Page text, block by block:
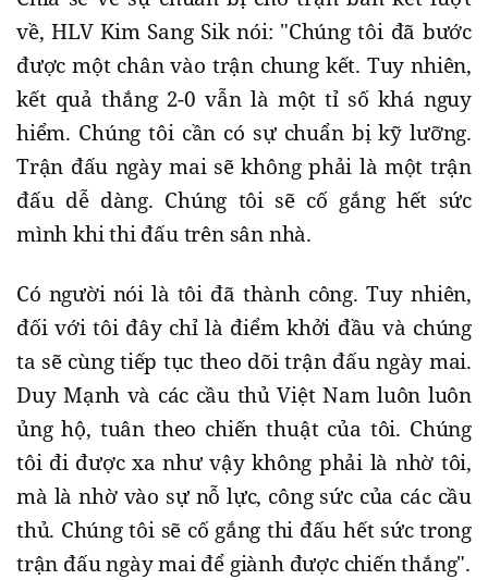
về, HLV Kim Sang Sik nói: "Chúng tôi đã bước
được một chân vào trận chung kết. Tuy nhiên,
kết quả thắng 2-0 vẫn là một tỉ số khá nguy
hiểm. Chúng tôi cần có sự chuẩn bị kỹ lưỡng.
Trận đấu ngày mai sẽ không phải là một trận
đấu dễ dàng. Chúng tôi sẽ cố gắng hết sức
mình khi thi đấu trên sân nhà.
Có người nói là tôi đã thành công. Tuy nhiên,
đối với tôi đây chỉ là điểm khởi đầu và chúng
ta sẽ cùng tiếp tục theo dõi trận đấu ngày mai.
Duy Mạnh và các cầu thủ Việt Nam luôn luôn
ủng hộ, tuân theo chiến thuật của tôi. Chúng
tôi đi được xa như vậy không phải là nhờ tôi,
mà là nhờ vào sự nỗ lực, công sức của các cầu
thủ. Chúng tôi sẽ cố gắng thi đấu hết sức trong
trận đấu ngày mai để giành được chiến thắng".